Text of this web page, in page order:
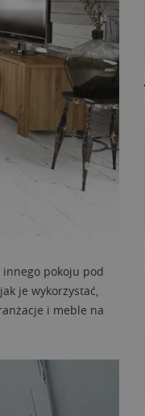
pokoju pod
je wykorzystać,
i meble na